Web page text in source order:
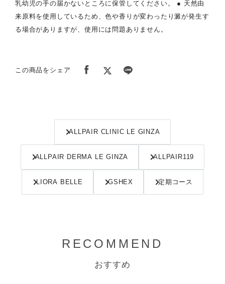
乳幼児の手の届かないところに保管してください。 ● 天然由
来原料を使用しているため、色や香りが変わったり澱が発生す
る場合がありますが、使用には問題ありません。
この商品をシェア
ALLPAIR CLINIC LE GINZA
ALLPAIR DERMA LE GINZA ALLPAIR119
LIORA BELLE GSHEX 定期コース
RECOMMEND
おすすめ